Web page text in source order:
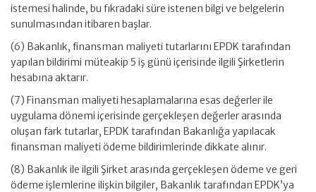
istemesi halinde, bu fıkradaki süre istenen bilgi ve belgelerin
sunulmasından itibaren başlar.
(6) Bakanlık, finansman maliyeti tutarlarını EPDK tarafından
yapılan bildirimi müteakip 5 iş günü içerisinde ilgili Şirketlerin
hesabına aktarır.
(7) Finansman maliyeti hesaplamalarına esas değerler ile
uygulama dönemi içerisinde gerçekleşen değerler arasında
oluşan fark tutarlar, EPDK tarafından Bakanlığa yapılacak
finansman maliyeti ödeme bildirimlerinde dikkate alınır.
(8) Bakanlık ile ilgili Şirket arasında gerçekleşen ödeme ve geri
ödeme işlemlerine ilişkin bilgiler, Bakanlık tarafından EPDK’ya